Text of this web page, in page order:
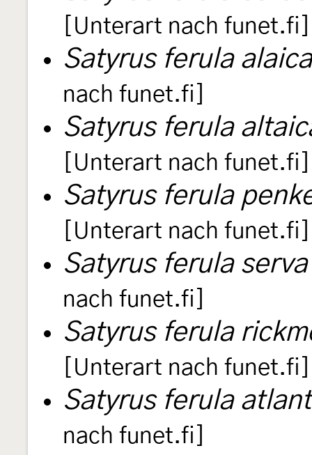
[Unterart nach funet.fi]
Satyrus ferula alaica
nach funet.fi]
Satyrus ferula
[Unterart nach funet.fi]
Satyrus ferula
[Unterart nach funet.fi]
Satyrus ferula serva
nach funet.fi]
Satyrus ferula
[Unterart nach funet.fi]
Satyrus ferula
nach funet.fi]